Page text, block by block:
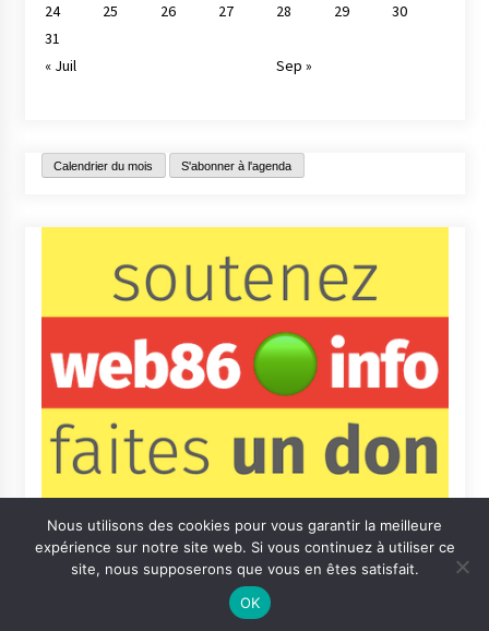
24
25 26 27 28 29
30
31
« Juil
Sep »
Calendrier du mois S'abonner à l'agenda
Qui sommes-nous ? Informations légales
Nous utilisons des cookies pour vous garantir la meilleure
expérience sur notre site web. Si vous continuez à utiliser ce
site, nous supposerons que vous en êtes satisfait.
OK